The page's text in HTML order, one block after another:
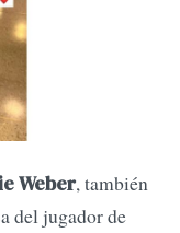
Weber, también
del jugador de